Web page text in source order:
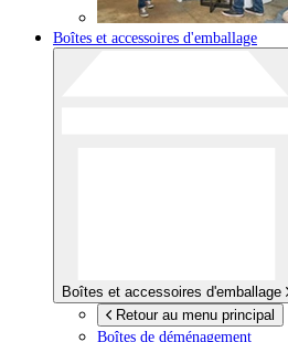
Boîtes et accessoires d'emballage
Boîtes et accessoires d'emballage
Retour au menu principal
Boîtes de déménagement